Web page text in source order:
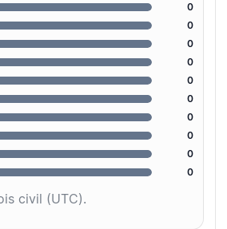
0
0
0
0
0
0
0
0
0
0
civil (UTC).